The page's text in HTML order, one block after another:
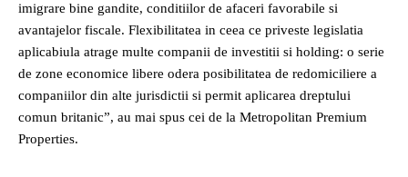
imigrare bine gandite, conditiilor de afaceri favorabile si
avantajelor fiscale. Flexibilitatea in ceea ce priveste legislatia
aplicabiula atrage multe companii de investitii si holding: o serie
de zone economice libere odera posibilitatea de redomiciliere a
companiilor din alte jurisdictii si permit aplicarea dreptului
comun britanic”, au mai spus cei de la Metropolitan Premium
Properties.